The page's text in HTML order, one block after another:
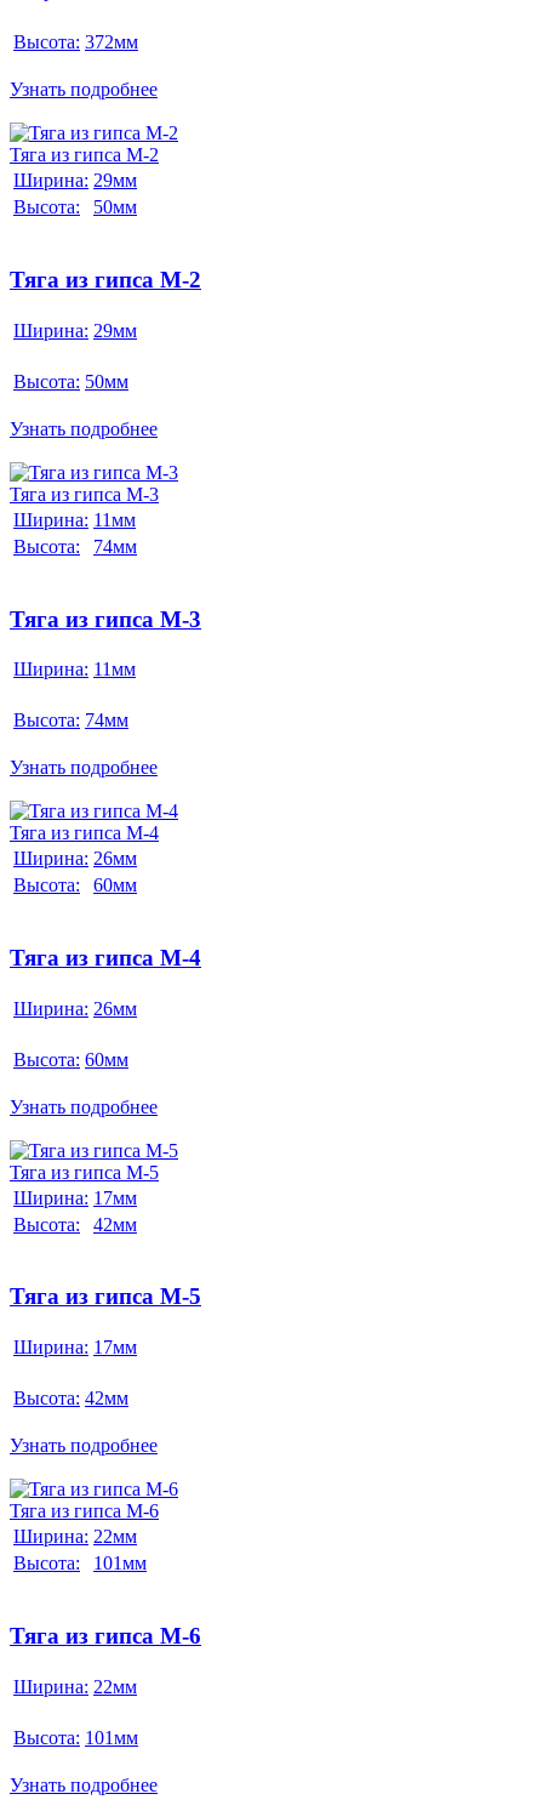
Высота: 372мм
Узнать подробнее
Тяга из гипса М-2
Ширина: 29мм
Высота:
50мм
Тяга из гипса М-2
Ширина: 29мм
Высота: 50мм
Узнать подробнее
Тяга из гипса М-3
Ширина: 11мм
Высота:
74мм
Тяга из гипса М-3
Ширина: 11мм
Высота: 74мм
Узнать подробнее
Тяга из гипса М-4
Ширина: 26мм
Высота:
60мм
Тяга из гипса М-4
Ширина: 26мм
Высота: 60мм
Узнать подробнее
Тяга из гипса М-5
Ширина: 17мм
Высота:
42мм
Тяга из гипса М-5
Ширина: 17мм
Высота: 42мм
Узнать подробнее
Тяга из гипса М-6
Ширина: 22мм
Высота:
101мм
Тяга из гипса М-6
Ширина: 22мм
Высота: 101мм
Узнать подробнее